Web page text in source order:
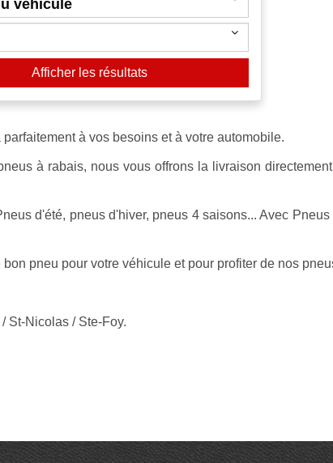
Afficher les résultats
à vos besoins et à votre automobile.
à rabais, nous vous offrons la livraison
d'été, pneus d'hiver, pneus 4 saisons... Avec
pneu pour votre véhicule et pour profiter de nos
St-Nicolas / Ste-Foy.